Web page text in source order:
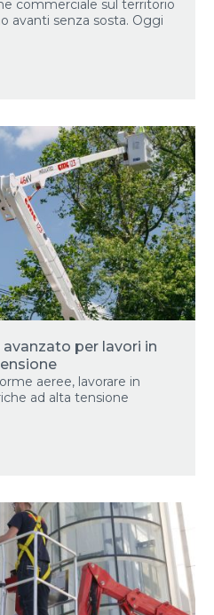
commerciale sul territorio
avanti senza sosta. Oggi
per lavori in
aeree, lavorare in
ad alta tensione